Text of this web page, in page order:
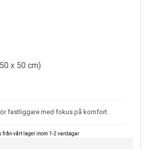
x 50 cm)
fastliggare med fokus på komfort.
från vårt lager inom 1-2 vardagar